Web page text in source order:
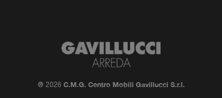
® 2026 C.M.G. Centro Mobili Gavillucci S.r.l.